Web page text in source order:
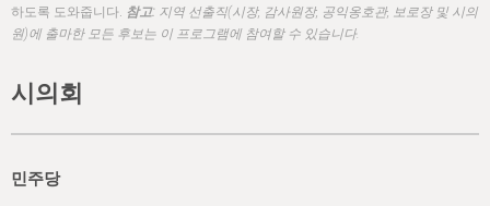
h
r
e
하도록 도와줍니다. 참고: 지역 선출직(시장, 감사원장, 공익옹호관, 보로장 및 시의
원)에 출마한 모든 후보는 이 프로그램에 참여할 수 있습니다.
시의회
민주당